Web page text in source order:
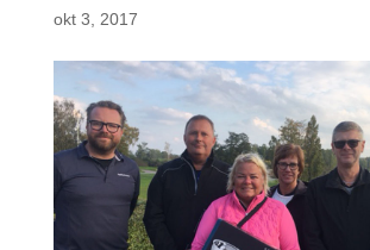
okt 3, 2017